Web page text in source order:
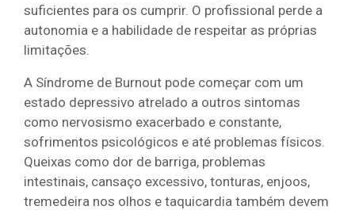
suficientes para os cumprir. O profissional perde a
autonomia e a habilidade de respeitar as próprias
limitações.
A Síndrome de Burnout pode começar com um
estado depressivo atrelado a outros sintomas
como nervosismo exacerbado e constante,
sofrimentos psicológicos e até problemas físicos.
Queixas como dor de barriga, problemas
intestinais, cansaço excessivo, tonturas, enjoos,
tremedeira nos olhos e taquicardia também devem